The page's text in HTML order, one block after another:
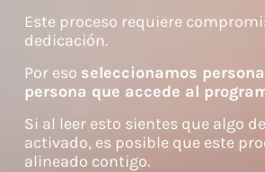
Este proceso requiere
dedicación.
Por eso seleccionamos
persona que accede al
Si al leer esto sientes que algo
activado, es posible que este
alineado contigo.